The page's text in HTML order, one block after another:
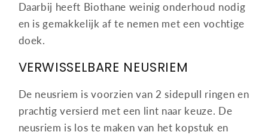
Daarbij heeft Biothane weinig onderhoud nodig
en is gemakkelijk af te nemen met een vochtige
doek.
VERWISSELBARE NEUSRIEM
De neusriem is voorzien van 2 sidepull ringen en
prachtig versierd met een lint naar keuze. De
neusriem is los te maken van het kopstuk en